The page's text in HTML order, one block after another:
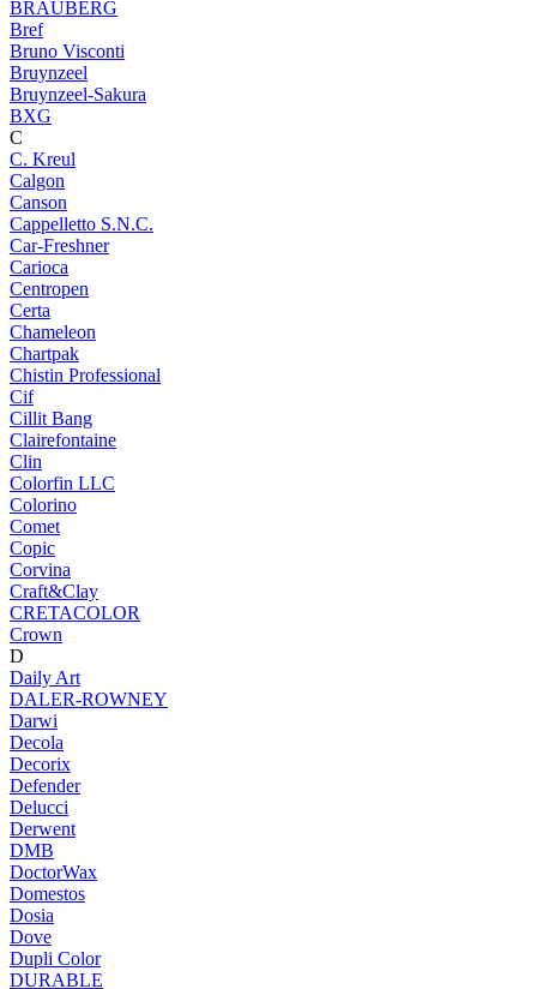
BRAUBERG
Bref
Bruno Visconti
Bruynzeel
Bruynzeel-Sakura
BXG
C
C. Kreul
Calgon
Canson
Cappelletto S.N.C.
Car-Freshner
Carioca
Centropen
Certa
Chameleon
Chartpak
Chistin Professional
Cif
Cillit Bang
Clairefontaine
Clin
Colorfin LLC
Colorino
Comet
Copic
Corvina
Craft&Clay
CRETACOLOR
Crown
D
Daily Art
DALER-ROWNEY
Darwi
Decola
Decorix
Defender
Delucci
Derwent
DMB
DoctorWax
Domestos
Dosia
Dove
Dupli Color
DURABLE